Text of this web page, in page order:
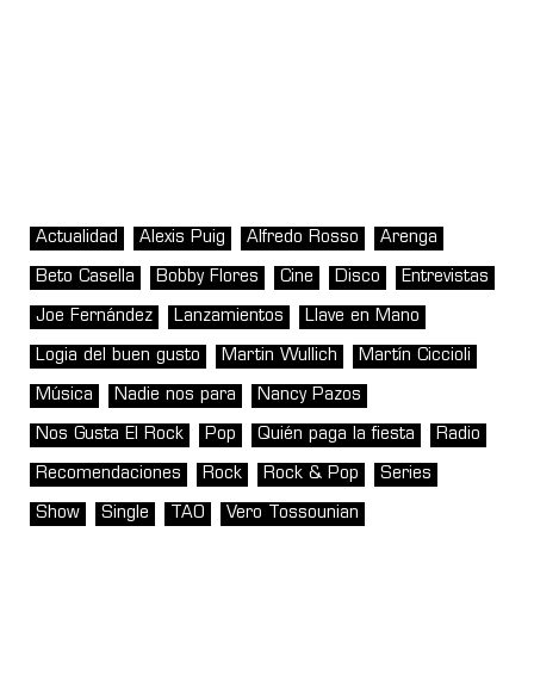
Actualidad Alexis Puig Alfredo Rosso Arenga
Beto Casella Bobby Flores Cine Disco Entrevistas
Joe Fernández Lanzamientos Llave en Mano
Logia del buen gusto Martin Wullich Martín Ciccioli
Música Nadie nos para Nancy Pazos
Nos Gusta El Rock Pop Quién paga la fiesta Radio
Recomendaciones Rock Rock & Pop Series
Show Single TAO Vero Tossounian